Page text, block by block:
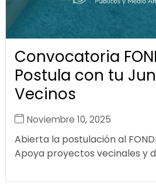
Convocatoria
Postula con tu
Vecinos
Noviembre 10, 2025
Abierta la postulación al
Apoya proyectos vecinales y